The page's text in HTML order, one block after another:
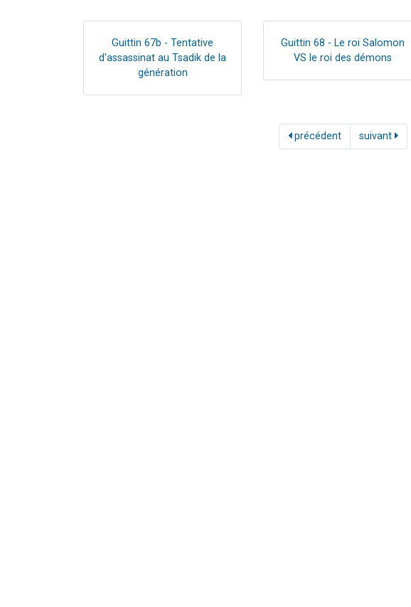
Guittin 67b - Tentative
d'assassinat au Tsadik de la
génération
Guittin 68 - Le roi Salomon
VS le roi des démons
précédent suivant